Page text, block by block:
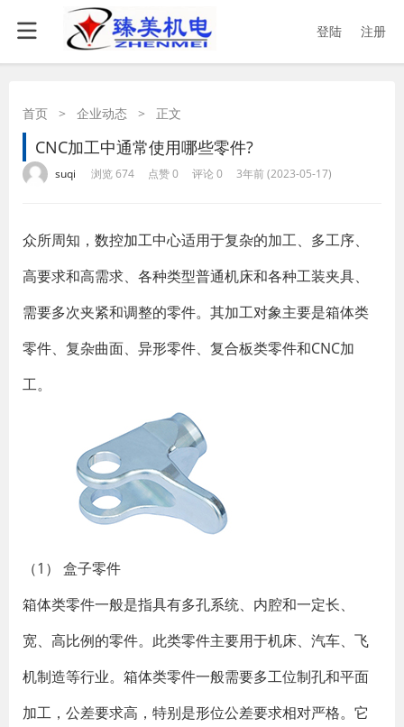
登陆 注册
首页 > 企业动态 > 正文
CNC加工中通常使用哪些零件?
suqi 浏览 674 点赞 0 评论 0 3年前 (2023-05-17)
众所周知， 数控加工中心适用于复杂的加工、多工序、
高要求和高需求、各种类型普通机床和各种工装夹具、
需要多次夹紧和调整的零件。其加工对象主要是箱体类
零件、复杂曲面、异形零件、复合板类零件和CNC加
工。
（1） 盒子零件
箱体类零件一般是指具有多孔系统、内腔和一定长、
宽、高比例的零件。此类零件主要用于机床、汽车、飞
机制造等行业。箱体类零件一般需要多工位制孔和平面
加工，公差要求高，特别是形位公差要求相对严格。它